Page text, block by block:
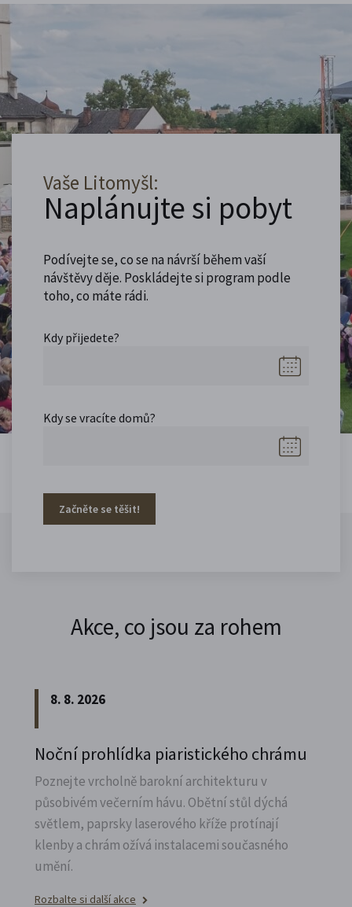
Vaše Litomyšl:
Naplánujte si pobyt
Podívejte se, co se na návrší během vaší
návštěvy děje. Poskládejte si program podle
toho, co máte rádi.
Kdy přijedete?
Kdy se vracíte domů?
Začněte se těšit!
Akce, co jsou za rohem
8. 8. 2026
Noční prohlídka piaristického chrámu
Poznejte vrcholně barokní architekturu v
působivém večerním hávu. Obětní stůl dýchá
světlem, paprsky laserového kříže protínají
klenby a chrám ožívá instalacemi současného
umění.
Rozbalte si další akce